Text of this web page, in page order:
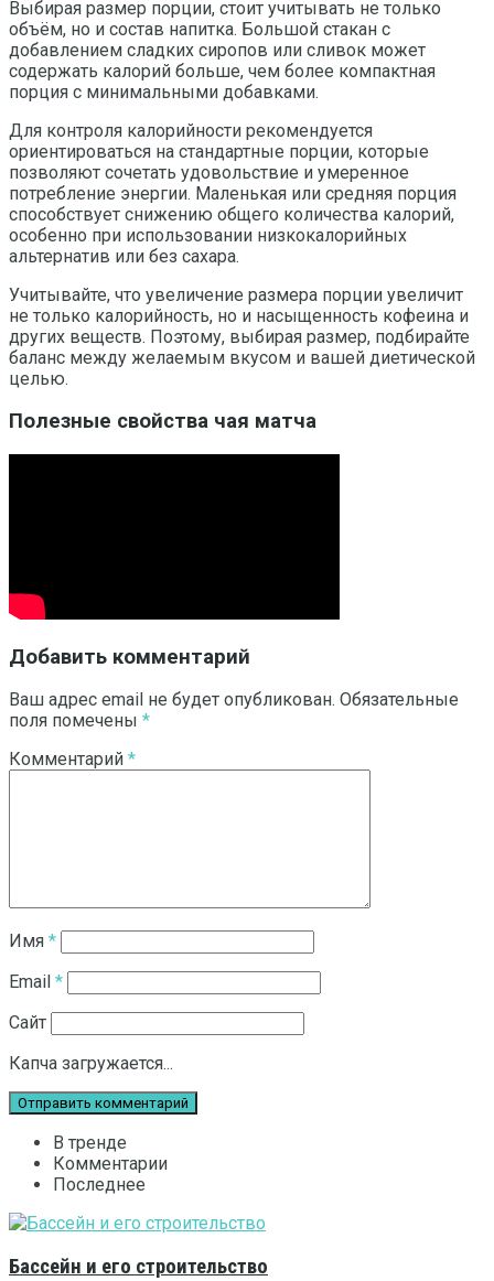
Выбирая размер порции, стоит учитывать не только
объём, но и состав напитка. Большой стакан с
добавлением сладких сиропов или сливок может
содержать калорий больше, чем более компактная
порция с минимальными добавками.
Для контроля калорийности рекомендуется
ориентироваться на стандартные порции, которые
позволяют сочетать удовольствие и умеренное
потребление энергии. Маленькая или средняя порция
способствует снижению общего количества калорий,
особенно при использовании низкокалорийных
альтернатив или без сахара.
Учитывайте, что увеличение размера порции увеличит
не только калорийность, но и насыщенность кофеина и
других веществ. Поэтому, выбирая размер, подбирайте
баланс между желаемым вкусом и вашей диетической
целью.
Полезные свойства чая матча
Добавить комментарий
Ваш адрес email не будет опубликован. Обязательные
поля помечены *
Комментарий *
Имя *
Email *
Сайт
Капча загружается...
В тренде
Комментарии
Последнее
Бассейн и его строительство